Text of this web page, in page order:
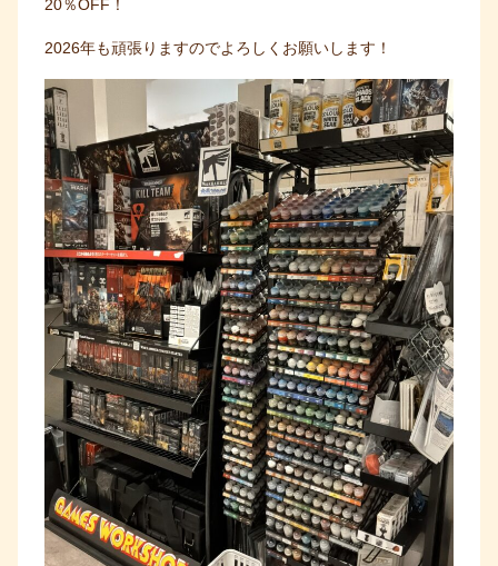
20％OFF！
2026年も頑張りますのでよろしくお願いします！